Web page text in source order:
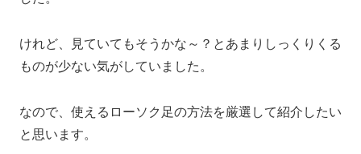
けれど、見ていてもそうかな～？とあまりしっくりくる
ものが少ない気がしていました。
なので、使えるローソク足の方法を厳選して紹介したい
と思います。